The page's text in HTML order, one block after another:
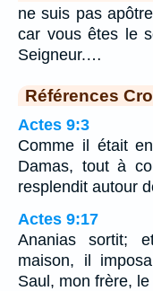
ne suis pas
car vous êtes le
Seigneur.…
Références
Actes 9:3
Comme il était
Damas, tout à
resplendit autour
Actes 9:17
Ananias sortit;
maison, il
Saul, mon frère,